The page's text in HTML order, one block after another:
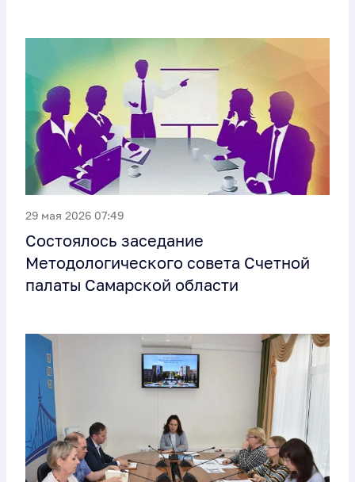
29 мая 2026 07:49
Состоялось заседание
Методологического совета Счетной
палаты Самарской области